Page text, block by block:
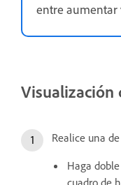
entre aumentar
Visualización
Realice una
Haga
cuadro de